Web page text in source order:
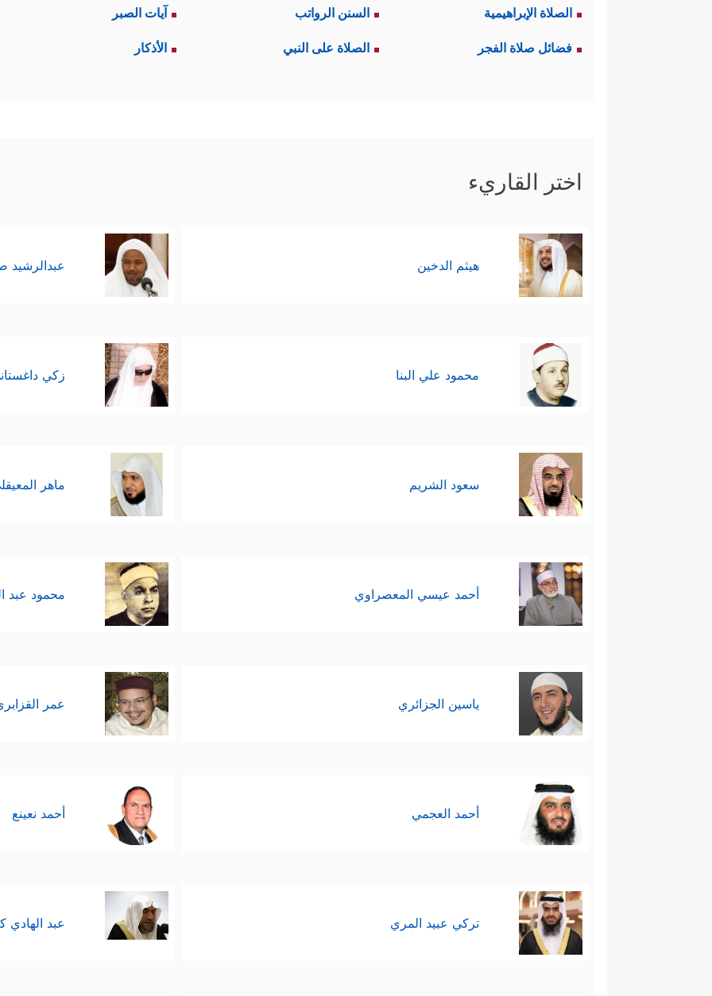
الصلاة الإبراهيمية السنن الرواتب آيات الصبر
فضائل صلاة الفجر الصلاة على النبي الأذكار
اختر القاريء
هيثم الدخين عبدالرشيد
محمود علي البنا زكي
سعود الشريم ماهر
أحمد عيسي المعصراوي محمود عبد
ياسين الجزائري عمر
أحمد العجمي أحمد نعينع
تركي عبيد المري عبد الهادي